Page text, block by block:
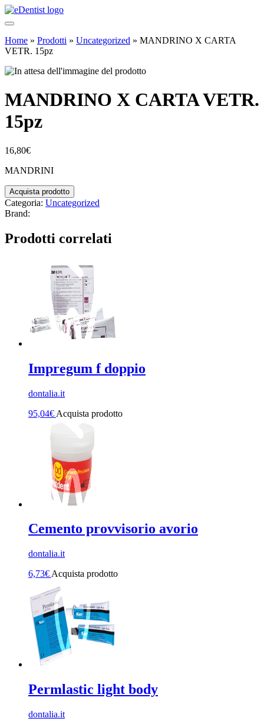
Home » Prodotti » Uncategorized » MANDRINO X CARTA
VETR. 15pz
MANDRINO X CARTA VETR.
15pz
16,80€
MANDRINI
Acquista prodotto
Categoria: Uncategorized
Brand:
Prodotti correlati
Impregum f doppio
dontalia.it
95,04€ Acquista prodotto
Cemento provvisorio avorio
dontalia.it
6,73€ Acquista prodotto
Permlastic light body
dontalia.it